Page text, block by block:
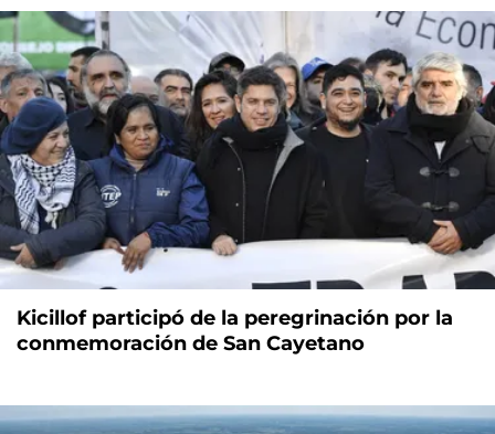
Kicillof participó de la peregrinación por la
conmemoración de San Cayetano